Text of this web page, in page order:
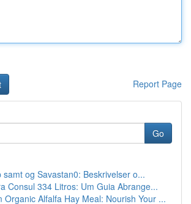
Report Page
Go
samt og Savastan0: Beskrivelser o...
Consul 334 Litros: Um Guia Abrange...
Organic Alfalfa Hay Meal: Nourish Your ...